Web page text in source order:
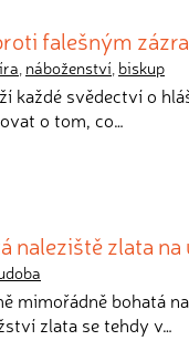
falešným
, náboženství, biskup
každé svědectví o
o tom, co…
naleziště zlata
mimořádně bohatá
zlata se tehdy v…